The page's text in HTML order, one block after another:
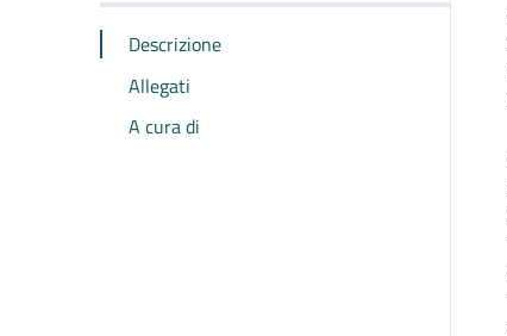
Descrizione
Allegati
A cura di